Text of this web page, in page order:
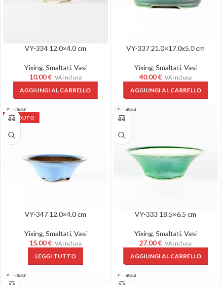
VY-334 12.0×4.0 cm
Yixing, Smaltati, Vasi
10.00€ IVA inclusa
AGGIUNGI AL CARRELLO
VY-337 21.0×17.0x5.0 cm
Yixing,Smaltati,Vasi
40.00€ IVA inclusa
AGGIUNGI AL CARRELLO
VENDUTO
VY-347 12.0×4.0 cm
Yixing, Smaltati, Vasi
15.00€ IVA inclusa
LEGGI TUTTO
VY-333 18.5×6.5 cm
Yixing,Smaltati,Vasi
27.00€ IVA inclusa
AGGIUNGI AL CARRELLO